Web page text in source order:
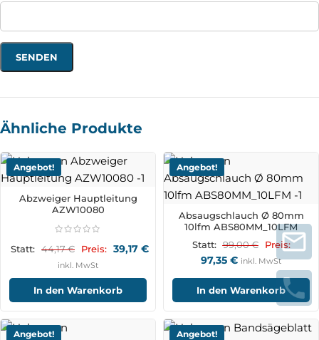
Ähnliche Produkte
Angebot!
Abzweiger Hauptleitung
AZW10080
Statt: 44,17€ Preis: 39,17 €
inkl. MwSt
In den Warenkorb
Angebot!
Absaugschlauch Ø 80mm
10lfm ABS80MM_10LFM
Statt: 99,00€ Preis:
97,35 € inkl. MwSt
In den Warenkorb
Angebot! Angebot!